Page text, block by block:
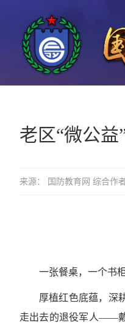
老区“微公
来源： 国防教育网 综合作
一张餐桌，一个书
厚植红色底蕴，深
走出去的退役军人——